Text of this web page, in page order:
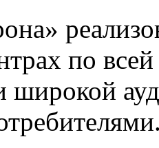
по
широкой